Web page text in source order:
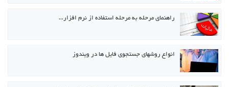
راهنمای مرحله به مرحله استفاده از نرم افزار…
انواع روشهای جستجوی فایل ها در ویندوز